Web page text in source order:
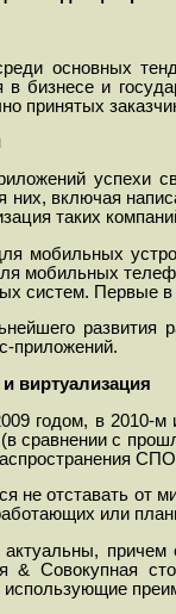
реди основных
в бизнесе и
принятых
успехи
них, включая
таких
мобильных
мобильных
систем. Первые
развития
приложений.
виртуализация
годом, в 2010-
сравнении с
не отставать от
или
причем
& Совокупная